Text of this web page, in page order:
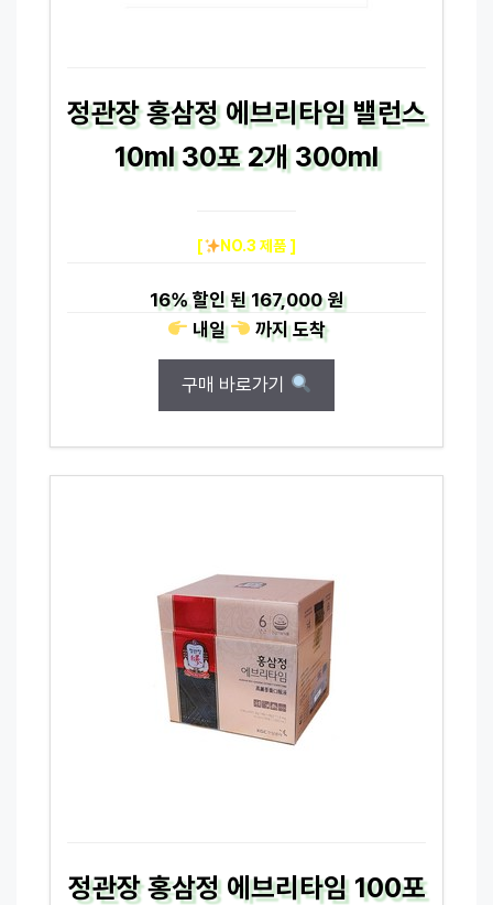
정관장 홍삼정 에브리타임 밸런스
10ml 30포 2개 300ml
[ NO.3 제품 ]
16%할인 된167,000 원
내일
까지도착
구매 바로가기
정관장 홍삼정 에브리타임 100포